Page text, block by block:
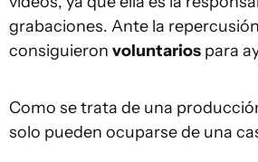
grabaciones. Ante la
consiguieron voluntarios para
Como se trata de una
solo pueden ocuparse de una